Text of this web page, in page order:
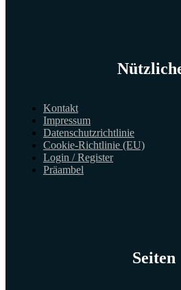
Kontakt
Impressum
Datenschutzrichtlinie
Cookie-Richtlinie (EU)
Login / Register
Präambel
Seiten